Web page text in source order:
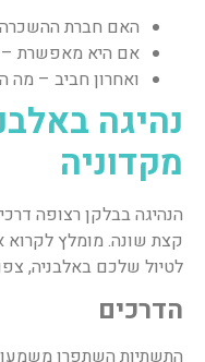
האם חברת
אם היא מאפשרת –
ואחרון חביב – מה
נהיגה
מקדוניה
הנהיגה בבלקן רצופה
קצת שונה. מומלץ לקרוא
לטיול שלכם באלבניה,
הדרכים
התשתיות השתפרו